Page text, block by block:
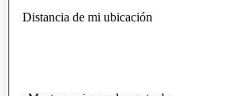
Distancia de mi ubicación